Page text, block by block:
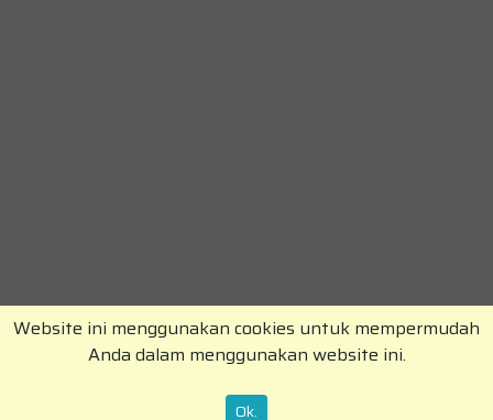
Copyright © RajaKomen.com 2026 All Rights
Reserved.
Website ini menggunakan cookies untuk mempermudah
Anda dalam menggunakan website ini.
Ok.